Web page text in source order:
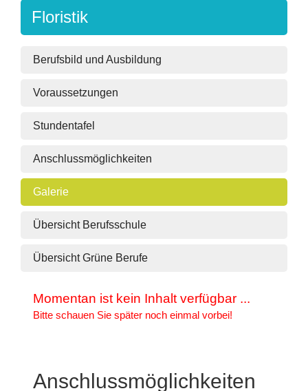
Floristik
Berufsbild und Ausbildung
Voraussetzungen
Stundentafel
Anschlussmöglichkeiten
Galerie
Übersicht Berufsschule
Übersicht Grüne Berufe
Momentan ist kein Inhalt verfügbar ...
Bitte schauen Sie später noch einmal vorbei!
Anschlussmöglichkeiten